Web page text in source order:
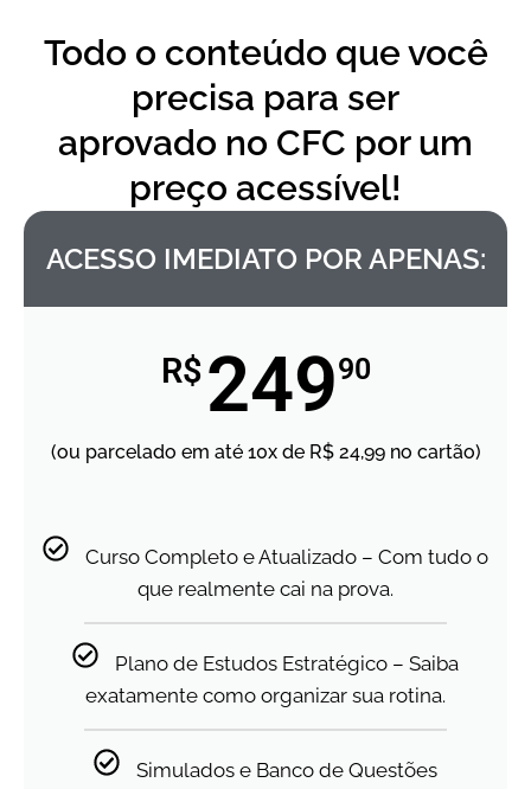
Todo o conteúdo que você
precisa para ser
aprovado no CFC por um
preço acessível!
ACESSO IMEDIATO POR APENAS:​
R$24990
(ou parcelado em até 10x de R$ 24,99 no cartão)
Curso Completo e Atualizado – Com tudo o
que realmente cai na prova.
Plano de Estudos Estratégico – Saiba
exatamente como organizar sua rotina.
Simulados e Banco de Questões